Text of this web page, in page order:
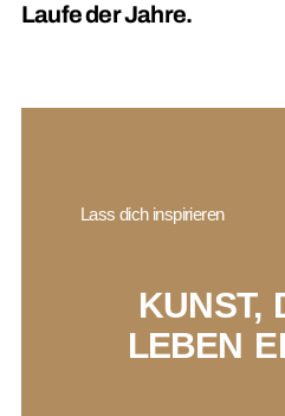
Laufe der Jahre.
Lass dich inspirieren
KUNST,
LEBEN